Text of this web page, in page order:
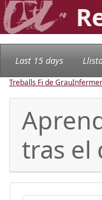
Last 15 days
Treballs Fi de Grau
tras el